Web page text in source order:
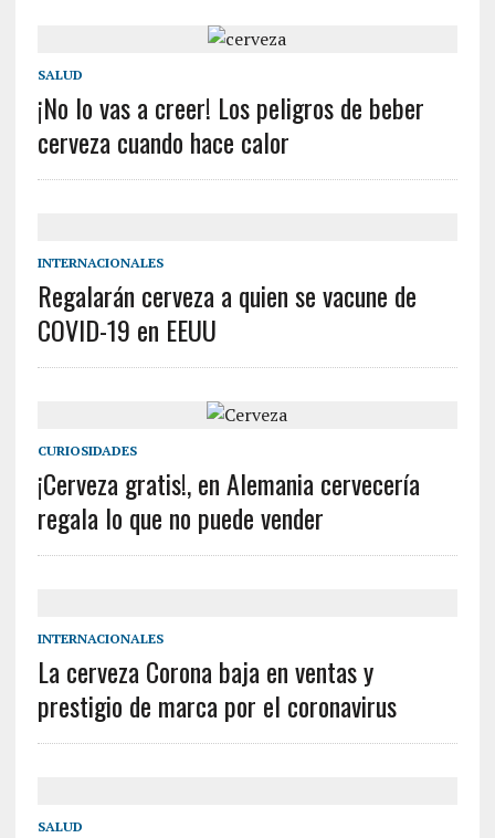
SALUD
¡No lo vas a creer! Los peligros de beber
cerveza cuando hace calor
INTERNACIONALES
Regalarán cerveza a quien se vacune de
COVID-19 en EEUU
CURIOSIDADES
¡Cerveza gratis!, en Alemania cervecería
regala lo que no puede vender
INTERNACIONALES
La cerveza Corona baja en ventas y
prestigio de marca por el coronavirus
SALUD